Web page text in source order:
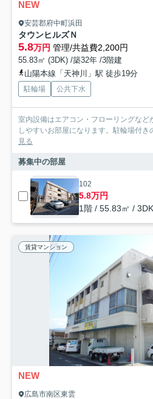
NEW
安芸郡府中町浜田
タウンヒルズＮ
5.8万円 管理/共益費2,200円
55.83㎡ (3DK) /築32年 /3階建
山陽本線「天神川」駅 徒歩19分
駐輪場 公共下水
室内設備はエアコン・フローリングなど
しやすいお部屋になります。駐輪場付き
見る
募集中の部屋
102
5.8万円
1階 / 55.83㎡ / 3DK
賃貸マンション
NEW
広島市南区東雲